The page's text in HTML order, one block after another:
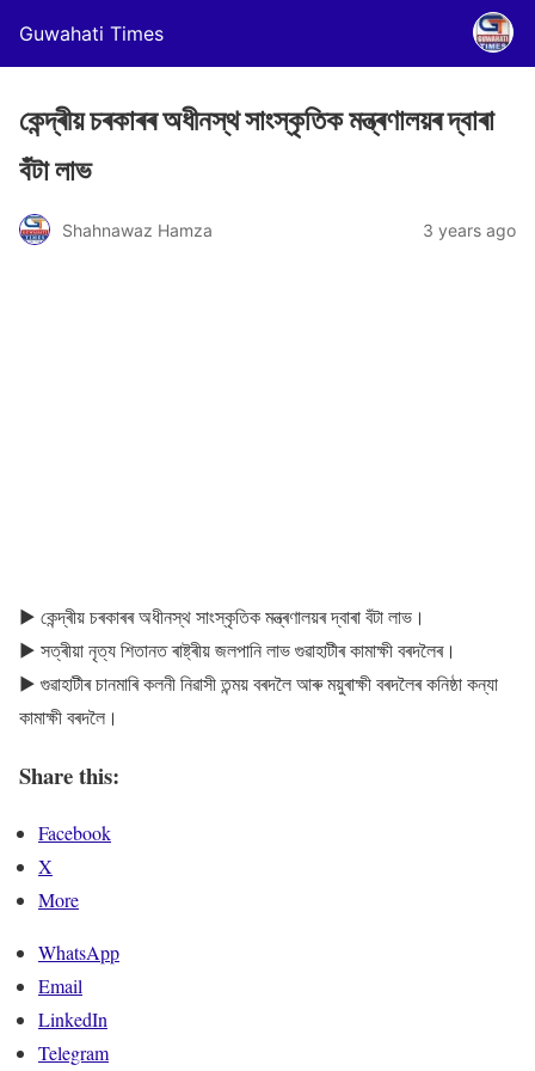
Guwahati Times
কেন্দ্ৰীয় চৰকাৰৰ অধীনস্থ সাংস্কৃতিক মন্ত্ৰণালয়ৰ দ্বাৰা
বঁটা লাভ
Shahnawaz Hamza 3 years ago
▶ কেন্দ্ৰীয় চৰকাৰৰ অধীনস্থ সাংস্কৃতিক মন্ত্ৰণালয়ৰ দ্বাৰা বঁটা লাভ।
▶ সত্ৰীয়া নৃত্য শিতানত ৰাষ্ট্ৰীয় জলপানি লাভ গুৱাহাটীৰ কামাক্ষী বৰদলৈৰ।
▶ গুৱাহাটীৰ চানমাৰি কলনী নিৱাসী তন্ময় বৰদলৈ আৰু ময়ুৰাক্ষী বৰদলৈৰ কনিষ্ঠা কন্যা
কামাক্ষী বৰদলৈ।
Share this:
Facebook
X
More
WhatsApp
Email
LinkedIn
Telegram